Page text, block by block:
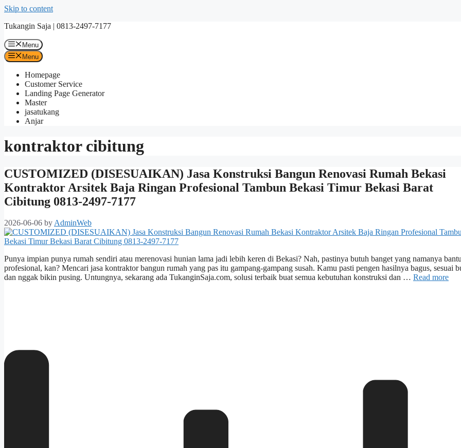
Skip to content
Tukangin Saja | 0813-2497-7177
Menu
Menu
Homepage
Customer Service
Landing Page Generator
Master
jasatukang
Anjar
kontraktor cibitung
CUSTOMIZED (DISESUAIKAN) Jasa Konstruksi Bangun Renovasi Rumah Bekasi
Kontraktor Arsitek Baja Ringan Profesional Tambun Bekasi Timur Bekasi Barat
Cibitung 0813-2497-7177
2026-06-06 byAdminWeb
Punya impian punya rumah sendiri atau merenovasi hunian lama jadi lebih keren di Bekasi? Nah, pastinya butuh banget yang namanya
profesional, kan? Mencari jasa kontraktor bangun rumah yang pas itu gampang-gampang susah. Kamu pasti pengen hasilnya bagus, sesuai
dan nggak bikin pusing. Untungnya, sekarang ada TukanginSaja.com, solusi terbaik buat semua kebutuhan konstruksi dan … Read more